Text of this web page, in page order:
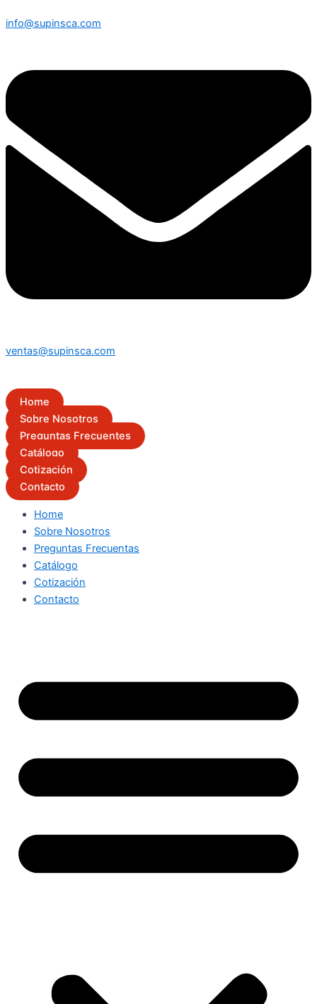
info@supinsca.com
ventas@supinsca.com
Home
Sobre Nosotros
Preguntas Frecuentes
Catálogo
Cotización
Contacto
Home
Sobre Nosotros
Preguntas Frecuentas
Catálogo
Cotización
Contacto